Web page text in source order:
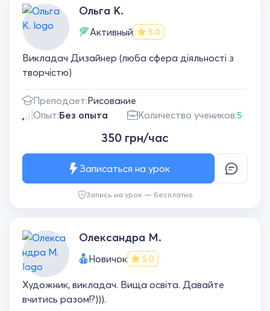
Ольга К.
Активный 5.0
Викладач Дизайнер (люба сфера діяльності з
творчістю)
Преподает:Рисование
Опыт:Без опыта Количество учеников:5
350 грн/час
Запись на урок — бесплатно
Записаться на урок
Олександра М.
Новичок 5.0
Художник, викладач. Вища освіта. Давайте
вчитись разом!?))).